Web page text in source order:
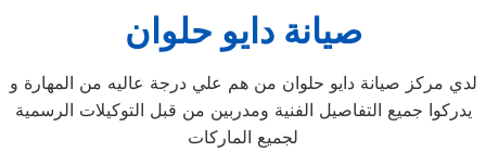
صيانة دايو حلوان
لدي مركز صيانة دايو حلوان من هم علي درجة عاليه من المهارة و
يدركوا جميع التفاصيل الفنية ومدربين من قبل التوكيلات الرسمية
لجميع الماركات